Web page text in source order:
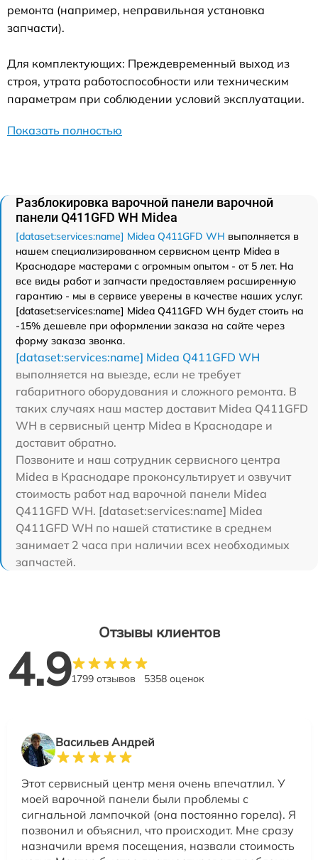
ремонта (например, неправильная установка
запчасти).
Для комплектующих: Преждевременный выход из
строя, утрата работоспособности или техническим
параметрам при соблюдении условий эксплуатации.
Показать полностью
Разблокировка варочной панели варочной
панели Q411GFD WH Midea
[dataset:services:name] Midea Q411GFD WH выполняется в
нашем специализированном сервисном центр Midea в
Краснодаре мастерами с огромным опытом - от 5 лет. На
все виды работ и запчасти предоставляем расширенную
гарантию - мы в сервисе уверены в качестве наших услуг.
[dataset:services:name] Midea Q411GFD WH будет стоить на
-15% дешевле при оформлении заказа на сайте через
форму заказа звонка.
[dataset:services:name] Midea Q411GFD WH
выполняется на выезде, если не требует
габаритного оборудования и сложного ремонта. В
таких случаях наш мастер доставит Midea Q411GFD
WH в сервисный центр Midea в Краснодаре и
доставит обратно.
Позвоните и наш сотрудник сервисного центра
Midea в Краснодаре проконсультирует и озвучит
стоимость работ над варочной панели Midea
Q411GFD WH. [dataset:services:name] Midea
Q411GFD WH по нашей статистике в среднем
занимает 2 часа при наличии всех необходимых
запчастей.
Отзывы клиентов
4.91799 отзывов 5358 оценок
Васильев Андрей
Этот сервисный центр меня очень впечатлил. У
моей варочной панели были проблемы с
сигнальной лампочкой (она постоянно горела). Я
позвонил и объяснил, что происходит. Мне сразу
назначили время посещения, назвали стоимость